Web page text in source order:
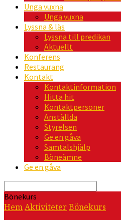
Unga vuxna
Unga vuxna
Lyssna & läs
Lyssna till predikan
Aktuellt
Konferens
Restaurang
Kontakt
Kontaktinformation
Hitta hit
Kontaktpersoner
Anställda
Styrelsen
Ge en gåva
Samtalshjälp
Böneämne
Ge en gåva
Sök
Bönekurs
HemAktiviteterBönekurs